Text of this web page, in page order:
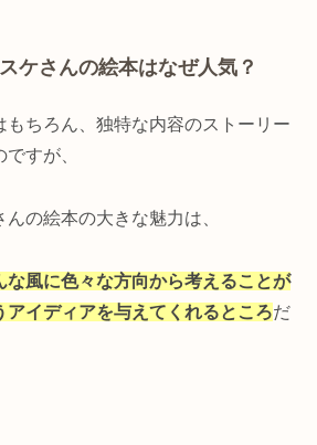
ケさんの絵本はなぜ人気？
もちろん、独特な内容のストーリー
すが、
んの絵本の大きな魅力は、
な風に色々な方向から考えることが
アイディアを与えてくれるところだ